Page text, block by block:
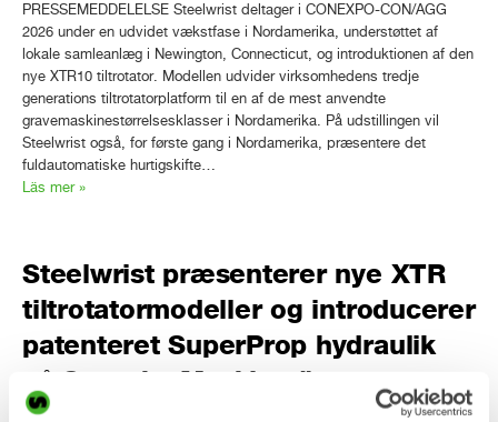
PRESSEMEDDELELSE Steelwrist deltager i CONEXPO-CON/AGG
2026 under en udvidet vækstfase i Nordamerika, understøttet af
lokale samleanlæg i Newington, Connecticut, og introduktionen af den
nye XTR10 tiltrotator. Modellen udvider virksomhedens tredje
generations tiltrotatorplatform til en af de mest anvendte
gravemaskinestørrelsesklasser i Nordamerika. På udstillingen vil
Steelwrist også, for første gang i Nordamerika, præsentere det
fuldautomatiske hurtigskifte…
Läs mer »
Steelwrist præsenterer nye XTR
tiltrotatormodeller og introducerer
patenteret SuperProp hydraulik
på Svenska Maskinmässan